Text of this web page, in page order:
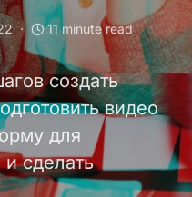
11 minute read
создать
видео
для
сделать